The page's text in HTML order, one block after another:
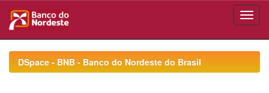
navigationDSpace - BNB - Banco do Nordeste do Brasil